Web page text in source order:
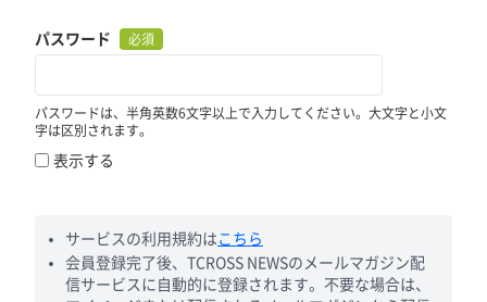
パスワード 必須
パスワードは、半角英数6文字以上で入力してください。大文字と小文
字は区別されます。
表示する
サービスの利用規約は こちら
会員登録完了後、TCROSS NEWSのメールマガジン配
信サービスに自動的に登録されます。不要な場合は、